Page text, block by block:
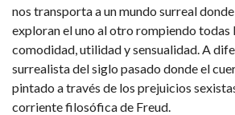
nos transporta a un mundo surreal
exploran el uno al otro rompiendo todas
comodidad, utilidad y sensualidad. A
surrealista del siglo pasado donde el
pintado a través de los prejuicios
corriente filosófica de Freud.